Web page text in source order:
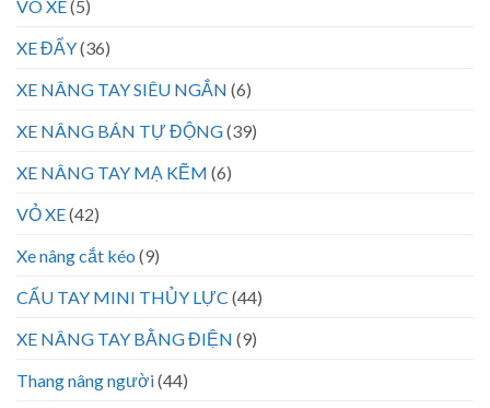
VÕ XE(5)
XE ĐẨY(36)
XE NÂNG TAY SIÊU NGẮN (6)
XE NÂNG BÁN TỰ ĐỘNG(39)
XE NÂNG TAY MẠ KẼM (6)
VỎ XE(42)
Xe nâng cắt kéo (9)
CẨU TAY MINI THỦY LỰC (44)
XE NÂNG TAY BẰNG ĐIỆN (9)
Thang nâng người(44)